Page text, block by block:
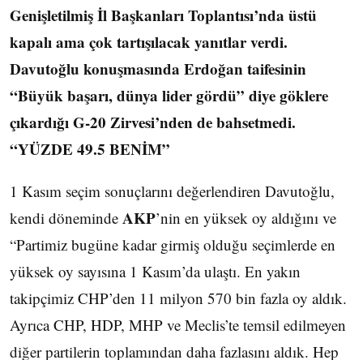
Genişletilmiş İl Başkanları Toplantısı’nda üstü
kapalı ama çok tartışılacak yanıtlar verdi.
Davutoğlu konuşmasında Erdoğan taifesinin
“Büyük başarı, dünya lider gördü” diye göklere
çıkardığı G-20 Zirvesi’nden de bahsetmedi.
“YÜZDE 49.5 BENİM”
1 Kasım seçim sonuçlarını değerlendiren Davutoğlu,
kendi döneminde AKP’nin en yüksek oy aldığını ve
“Partimiz bugüne kadar girmiş olduğu seçimlerde en
yüksek oy sayısına 1 Kasım’da ulaştı. En yakın
takipçimiz CHP’den 11 milyon 570 bin fazla oy aldık.
Ayrıca CHP, HDP, MHP ve Meclis’te temsil edilmeyen
diğer partilerin toplamından daha fazlasını aldık. Hep